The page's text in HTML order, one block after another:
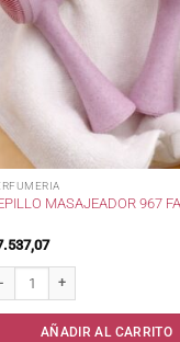
MASAJEADOR 967
AÑADIR AL CARRITO